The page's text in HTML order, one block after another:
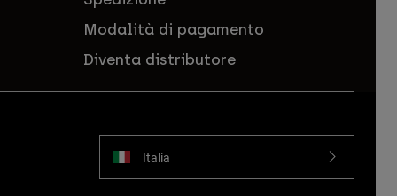
Modalità di pagamento
Diventa distributore
Italia